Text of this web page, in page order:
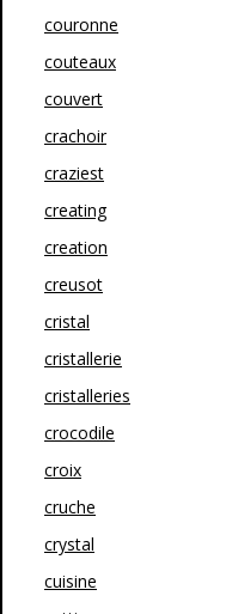
couronne
couteaux
couvert
crachoir
craziest
creating
creation
creusot
cristal
cristallerie
cristalleries
crocodile
croix
cruche
crystal
cuisine